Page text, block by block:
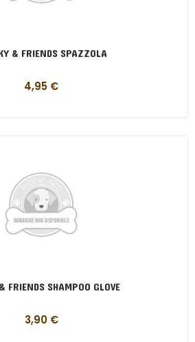
& FRIENDS SPAZZOLA
4,95 €
FRIENDS SHAMPOO GLOVE
3,90 €